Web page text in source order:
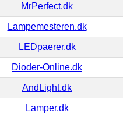
MrPerfect.dk
Lampemesteren.dk
LEDpaerer.dk
Dioder-Online.dk
AndLight.dk
Lamper.dk